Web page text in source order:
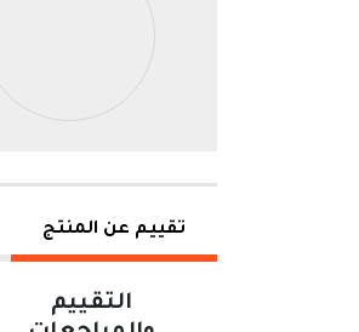
تقييم عن المنتج
التقييم